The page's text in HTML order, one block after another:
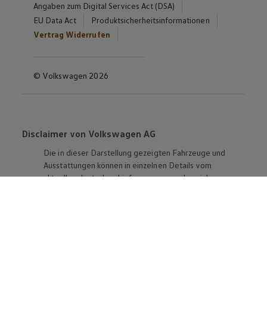
Angaben zum Digital Services Act (DSA)
EU Data Act
Produktsicherheitsinformationen
Vertrag Widerrufen
© Volkswagen 2026
Disclaimer von Volkswagen AG
Die in dieser Darstellung gezeigten Fahrzeuge und
Ausstattungen können in einzelnen Details vom
aktuellen deutschen Lieferprogramm abweichen.